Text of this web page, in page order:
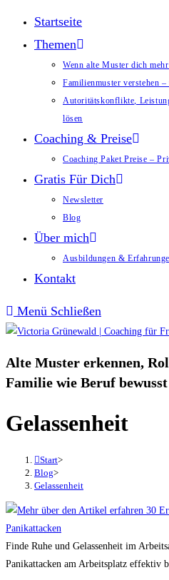
Startseite
Themen
Wenn alte Muster dich
Familienmuster verstehen –
Autoritätskonflikte,
lösen
Coaching & Preise
Coaching Paket Preise –
Gratis Für Dich
Newsletter
Blog
Über mich
Ausbildungen &
Kontakt
Menü Schließen
Alte Muster erkennen,
Familie wie Beruf bewusst
Gelassenheit
Start>
Blog>
Gelassenheit
Finde Ruhe und Gelassenheit im
Panikattacken am Arbeitsplatz effektiv